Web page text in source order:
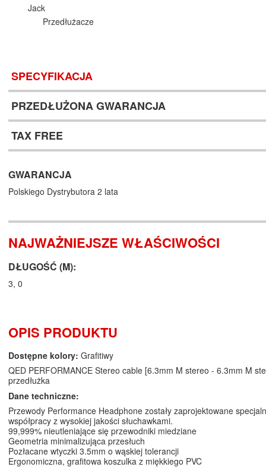
Jack
Przedłużacze
SPECYFIKACJA
PRZEDŁUŻONA GWARANCJA
TAX FREE
GWARANCJA
Polskiego Dystrybutora 2 lata
NAJWAŻNIEJSZE WŁAŚCIWOŚCI
DŁUGOŚĆ (M):
3, 0
OPIS PRODUKTU
Dostępne kolory: Grafitiwy
QED PERFORMANCE Stereo cable [6.3mm M stereo - 6.3mm M
przedłużka
Dane techniczne:
Przewody Performance Headphone zostały zaprojektowane
współpracy z wysokiej jakości słuchawkami.
99,999% nieutleniające się przewodniki miedziane
Geometria minimalizująca przesłuch
Pozłacane wtyczki 3.5mm o wąskiej tolerancji
Ergonomiczna, grafitowa koszulka z miękkiego PVC